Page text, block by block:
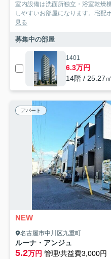
室内設備は洗面所独立・浴室乾燥
しやすいお部屋になります。宅配
見る
募集中の部屋
1401
6.3万円
14階 / 25.27
アパート
NEW
名古屋市中川区九重町
ルーナ・アンジュ
5.2万円 管理/共益費3,000円